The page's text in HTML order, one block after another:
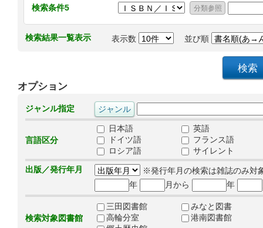
検索条件5
検索結果一覧表示 表示数 並び順
オプション
ジャンル指定
言語区分
日本語
英語
ドイツ語
フランス語
ロシア語
サイレント
出版／発行年月
※発行年月の検索は雑誌のみ対
年
月から 年
検索対象図書館
三田図書館
みなと図書
高輪分室
港南図書館